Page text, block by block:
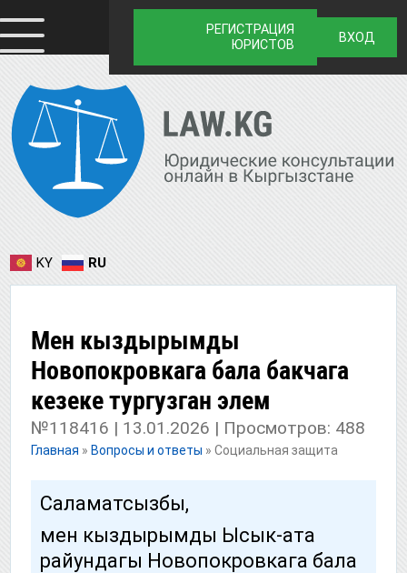
РЕГИСТРАЦИЯ
ЮРИСТОВ
ВХОД
KY RU
Мен кыздырымды
Новопокровкага бала бакчага
кезеке тургузган элем
№118416 | 13.01.2026 | Просмотров: 488
Главная » Вопросы и ответы » Социальная защита
Саламатсызбы,
мен кыздырымды Ысык-ата
райундагы Новопокровкага бала